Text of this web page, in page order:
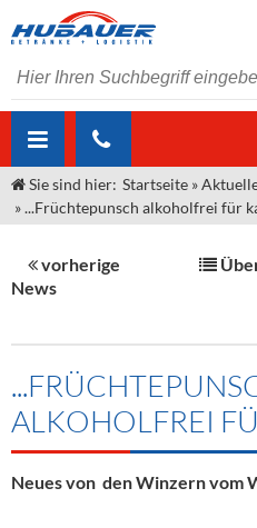
ÜBER UNS
Unser Liefergebiet
Kontakt
Angebote Gastronomie &
Großhandel
"DroughtMaster"
Neuigkeiten
Termine
MARKEN & PRODUKTE
Sirup
Spirituosen
Kommisionskauf &
Fremddienstleistungen
Sie sind hier: Startseite »
»...Früchtepunsch alkoholfrei für
vorherige
News
ALKOHOLFREI
Neues von den Winzern vom